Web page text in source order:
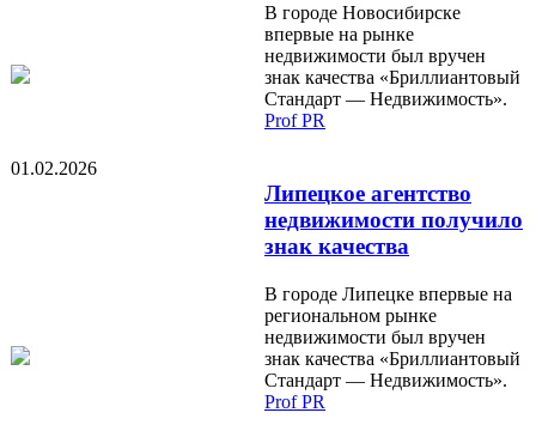
В городе Новосибирске
впервые на рынке
недвижимости был вручен
знак качества «Бриллиантовый
Стандарт — Недвижимость».
Prof PR
01.02.2026
Липецкое агентство
недвижимости получило
знак качества
В городе Липецке впервые на
региональном рынке
недвижимости был вручен
знак качества «Бриллиантовый
Стандарт — Недвижимость».
Prof PR